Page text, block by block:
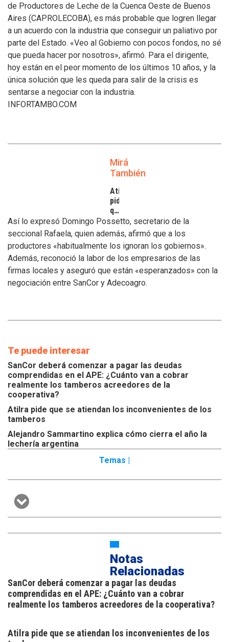
de Productores de Leche de la Cuenca Oeste de Buenos
Aires (CAPROLECOBA), es más probable que logren llegar
a un acuerdo con la industria que conseguir un paliativo por
parte del Estado. «Veo al Gobierno con pocos fondos, no sé
que pueda hacer por nosotros», afirmó. Para el dirigente,
hoy están en el peor momento de los últimos 10 años, y la
única solución que les queda para salir de la crisis es
sentarse a negociar con la industria.
INFORTAMBO.COM
Mirá
También
Atilra
pide
que
se
atiendan
inconvenientes
de
los
tamberos
Así lo expresó Domingo Possetto, secretario de la
seccional Rafaela, quien además, afirmó que a los
productores «habitualmente los ignoran los gobiernos».
Además, reconoció la labor de los empresarios de las
firmas locales y aseguró que están «esperanzados» con la
negociación entre SanCor y Adecoagro.
Te puede interesar
SanCor deberá comenzar a pagar las deudas
comprendidas en el APE: ¿Cuánto van a cobrar
realmente los tamberos acreedores de la
cooperativa?
Atilra pide que se atiendan los inconvenientes de los
tamberos
Alejandro Sammartino explica cómo cierra el año la
lechería argentina
Temas |
Notas
Relacionadas
SanCor deberá comenzar a pagar las deudas
comprendidas en el APE: ¿Cuánto van a cobrar
realmente los tamberos acreedores de la cooperativa?
Atilra pide que se atiendan los inconvenientes de los